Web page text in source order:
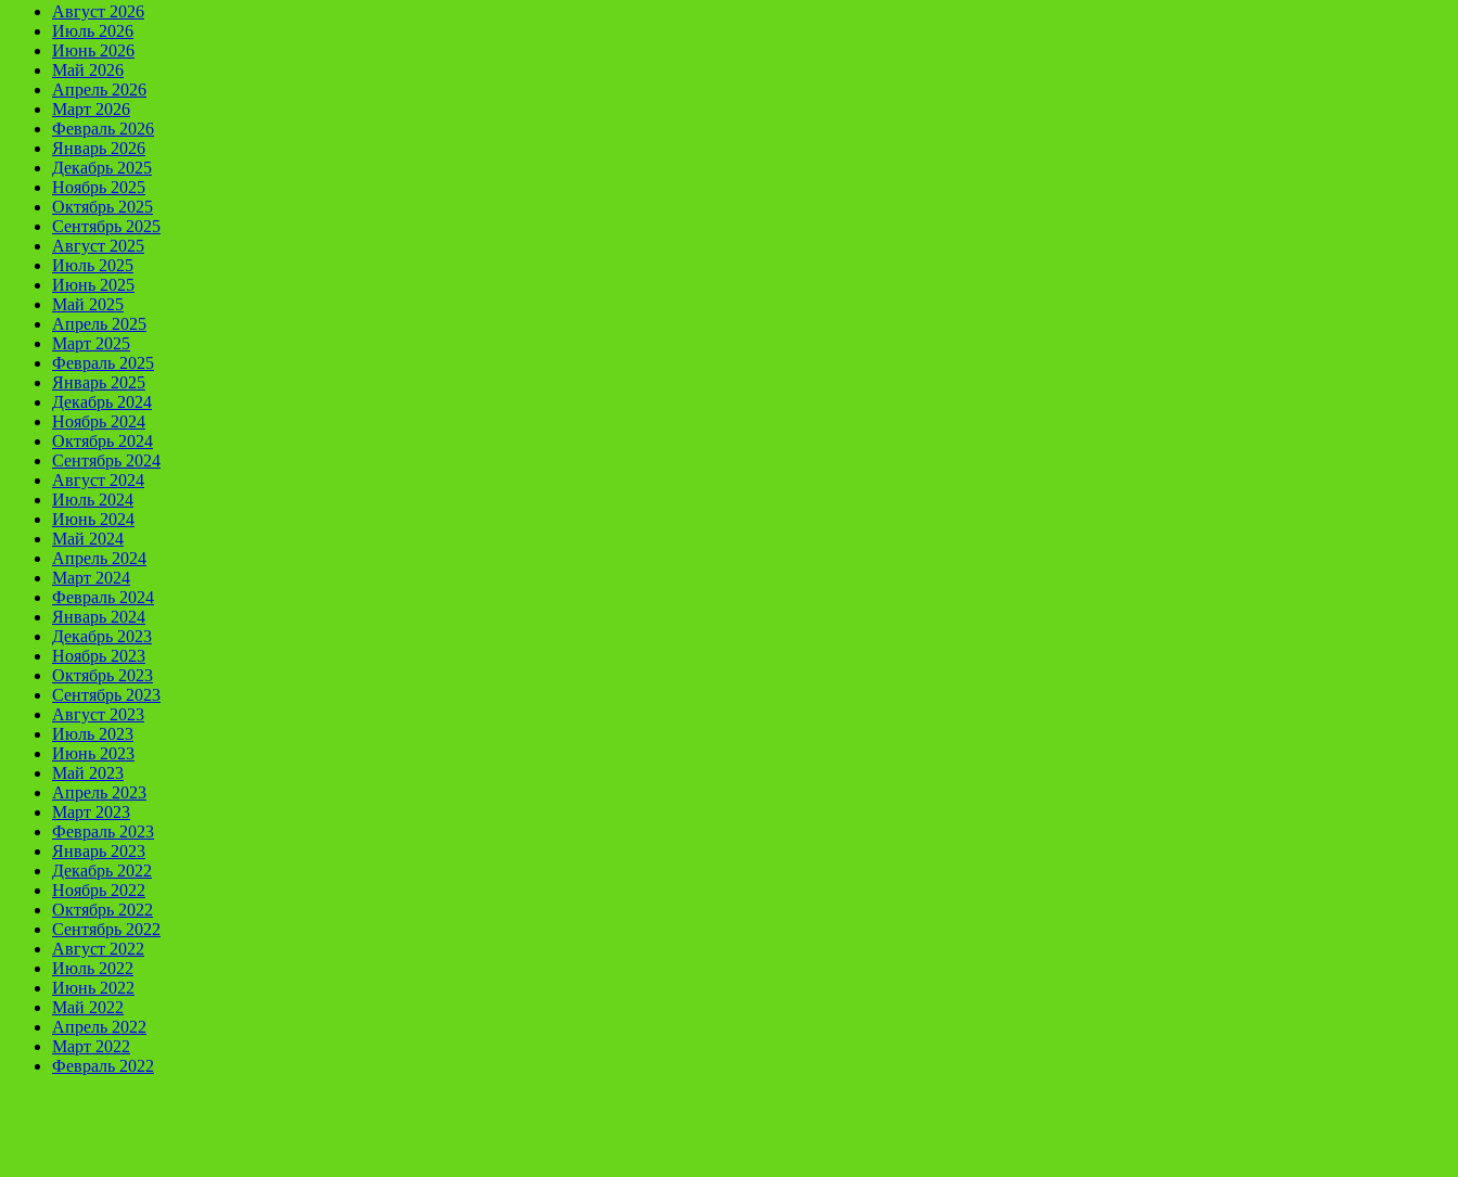
Август 2026
Июль 2026
Июнь 2026
Май 2026
Апрель 2026
Март 2026
Февраль 2026
Январь 2026
Декабрь 2025
Ноябрь 2025
Октябрь 2025
Сентябрь 2025
Август 2025
Июль 2025
Июнь 2025
Май 2025
Апрель 2025
Март 2025
Февраль 2025
Январь 2025
Декабрь 2024
Ноябрь 2024
Октябрь 2024
Сентябрь 2024
Август 2024
Июль 2024
Июнь 2024
Май 2024
Апрель 2024
Март 2024
Февраль 2024
Январь 2024
Декабрь 2023
Ноябрь 2023
Октябрь 2023
Сентябрь 2023
Август 2023
Июль 2023
Июнь 2023
Май 2023
Апрель 2023
Март 2023
Февраль 2023
Январь 2023
Декабрь 2022
Ноябрь 2022
Октябрь 2022
Сентябрь 2022
Август 2022
Июль 2022
Июнь 2022
Май 2022
Апрель 2022
Март 2022
Февраль 2022